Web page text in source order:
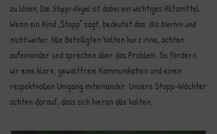
zu lösen. Die Stopp-Regel ist dabei ein wichtiges Hilfsmittel.
Wenn ein Kind „Stopp“ sagt, bedeutet das: Bis hierhin und
nicht weiter. Alle Beteiligten halten kurz inne, achten
aufeinander und sprechen über das Problem. So fördern
wir eine klare, gewaltfreie Kommunikation und einen
respektvollen Umgang miteinander. Unsere Stopp-Wächter
achten darauf, dass sich hieran alle halten.